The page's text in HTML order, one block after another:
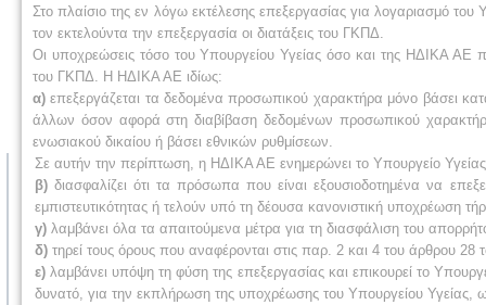
Στο πλαίσιο της εν λόγω εκτέλεσης επεξεργασίας για λογαριασμό
τον εκτελούντα την επεξεργασία οι διατάξεις του ΓΚΠΔ.
Οι υποχρεώσεις τόσο του Υπουργείου Υγείας όσο και της ΗΔΙΚΑ ΑΕ
του ΓΚΠΔ. Η ΗΔΙΚΑ ΑΕ ιδίως:
α)επεξεργάζεται τα δεδομένα προσωπικού χαρακτήρα μόνο βάσει
άλλων όσον αφορά στη διαβίβαση δεδομένων προσωπικού
ενωσιακού δικαίου ή βάσει εθνικών ρυθμίσεων.
Σε αυτήν την περίπτωση, η ΗΔΙΚΑ ΑΕ ενημερώνει το Υπουργείο
β)διασφαλίζει ότι τα πρόσωπα που είναι εξουσιοδοτημένα να
εμπιστευτικότητας ή τελούν υπό τη δέουσα κανονιστική υποχρέωση
γ) λαμβάνει όλα τα απαιτούμενα μέτρα για τη διασφάλιση του
δ) τηρεί τους όρους που αναφέρονται στις παρ. 2 και 4 του άρθρου
ε) λαμβάνει υπόψη τη φύση της επεξεργασίας και επικουρεί το
δυνατό, για την εκπλήρωση της υποχρέωσης του Υπουργείου